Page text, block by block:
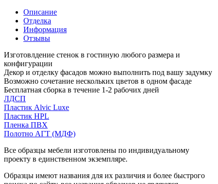
Описание
Отделка
Информация
Отзывы
Изготовлдение стенок в гостиную любого размера и
конфигурации
Декор и отделку фасадов можно выполнить под вашу задумку
Возможно сочетание нескольких цветов в одном фасаде
Бесплатная сборка в течение 1-2 рабочих дней
ЛДСП
Пластик Alvic Luxe
Пластик HPL
Пленка ПВХ
Полотно АГТ (МДФ)
Все образцы мебели изготовлены по индивидуальному
проекту в единственном экземпляре.
Образцы имеют названия для их различия и более быстрого